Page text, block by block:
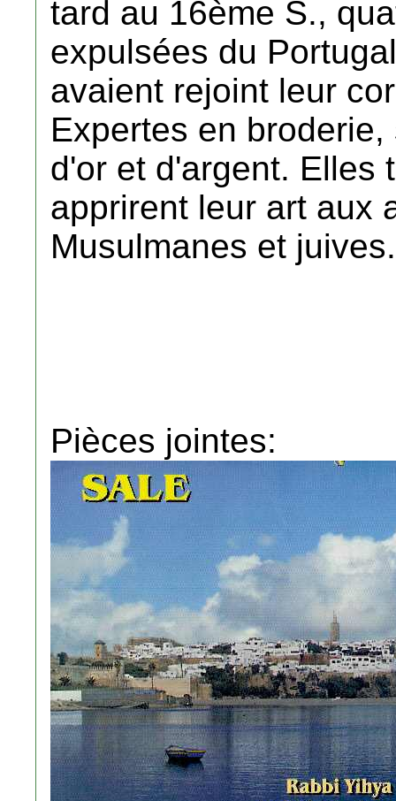
tard au 16ème S.,
expulsées du
avaient rejoint leur
Expertes en
d'or et d'argent. Elles
apprirent leur art aux
Musulmanes et juives.
Pièces jointes: